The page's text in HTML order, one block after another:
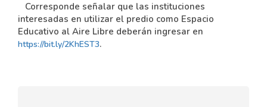
Corresponde señalar que las instituciones
interesadas en utilizar el predio como Espacio
Educativo al Aire Libre deberán ingresar en
https://bit.ly/2KhEST3.